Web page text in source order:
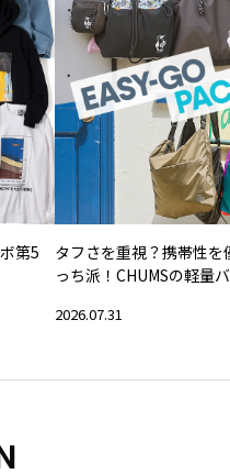
第5
タフさを重視？携帯性
っち派！CHUMSの軽量
2026.07.31